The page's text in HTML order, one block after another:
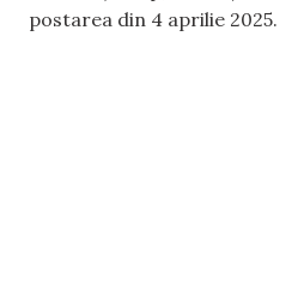
postarea din 4 aprilie 2025.